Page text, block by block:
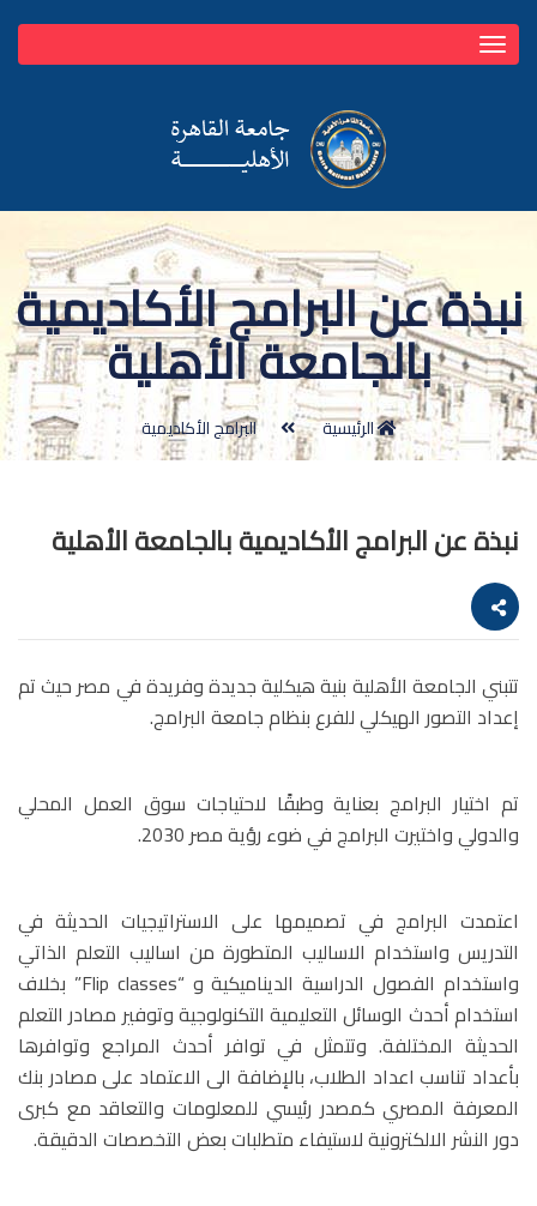
navigation
نبذة عن البرامج الأكاديمية
بالجامعة الأهلية
الرئيسية البرامج الأكاديمية
نبذة عن البرامج الأكاديمية بالجامعة الأهلية
تتبني الجامعة الأهلية بنية هيكلية جديدة وفريدة في مصر حيث تم
إعداد التصور الهيكلي للفرع بنظام جامعة البرامج.
تم اختيار البرامج بعناية وطبقًا لاحتياجات سوق العمل المحلي
والدولي واختيرت البرامج في ضوء رؤية مصر 2030.
اعتمدت البرامج في تصميمها على الاستراتيجيات الحديثة في
التدريس واستخدام الاساليب المتطورة من اساليب التعلم الذاتي
واستخدام الفصول الدراسية الديناميكية و “Flip classes” بخلاف
استخدام أحدث الوسائل التعليمية التكنولوجية وتوفير مصادر التعلم
الحديثة المختلفة. وتتمثل في توافر أحدث المراجع وتوافرها
بأعداد تناسب اعداد الطلاب، بالإضافة الى الاعتماد على مصادر بنك
المعرفة المصري كمصدر رئيسي للمعلومات والتعاقد مع كبرى
دور النشر الالكترونية لاستيفاء متطلبات بعض التخصصات الدقيقة.